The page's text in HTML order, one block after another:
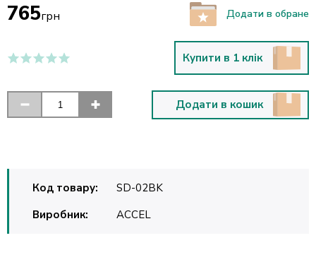
765грн Додати в обране
Купити в 1 клік
Додати в кошик
Код товару:
SD-02BK
Виробник:
ACCEL